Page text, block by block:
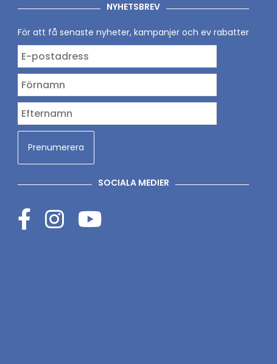
NYHETSBREV
För att få senaste nyheter, kampanjer och ev rabatter
SOCIALA MEDIER